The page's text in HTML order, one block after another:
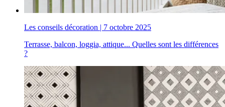
Les conseils décoration | 7 octobre 2025
Terrasse, balcon, loggia, attique... Quelles sont les différences
?